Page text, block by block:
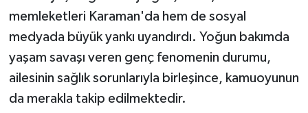
memleketleri Karaman'da hem de sosyal
medyada büyük yankı uyandırdı. Yoğun bakımda
yaşam savaşı veren genç fenomenin durumu,
ailesinin sağlık sorunlarıyla birleşince, kamuoyunun
da merakla takip edilmektedir.